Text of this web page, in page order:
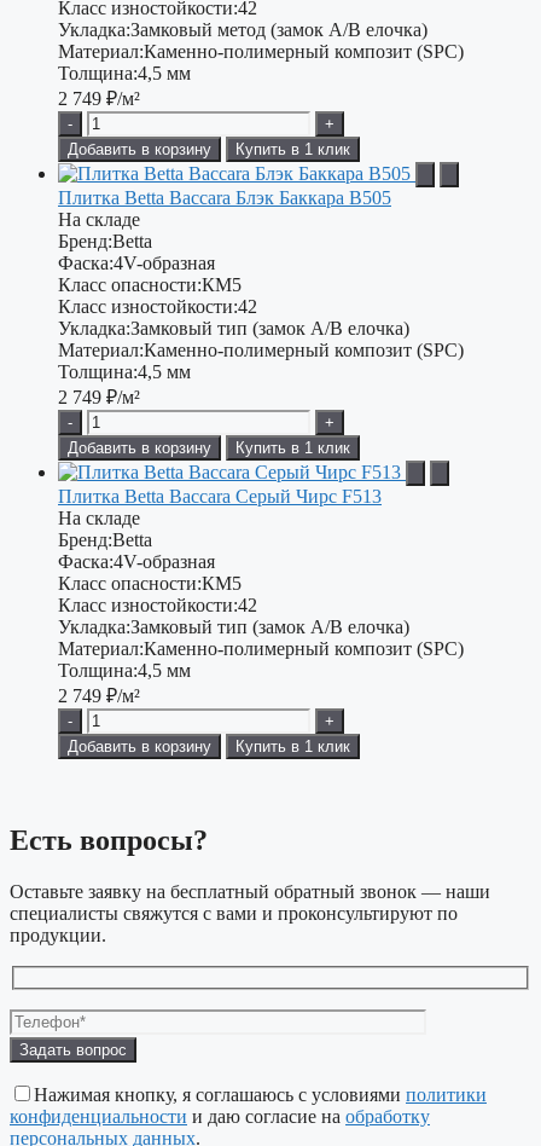
Класс изностойкости:42
Укладка:Замковый метод (замок A/B елочка)
Материал:Каменно-полимерный композит (SPC)
Толщина:4,5 мм
2 749 ₽/м²
-
+
Добавить в корзину
Купить в 1 клик
Плитка Betta Baccara Блэк Баккара B505
На складе
Бренд:Betta
Фаска:4V-образная
Класс опасности:КМ5
Класс изностойкости:42
Укладка:Замковый тип (замок A/B елочка)
Материал:Каменно-полимерный композит (SPC)
Толщина:4,5 мм
2 749 ₽/м²
-
+
Добавить в корзину
Купить в 1 клик
Плитка Betta Baccara Серый Чирс F513
На складе
Бренд:Betta
Фаска:4V-образная
Класс опасности:КМ5
Класс изностойкости:42
Укладка:Замковый тип (замок A/B елочка)
Материал:Каменно-полимерный композит (SPC)
Толщина:4,5 мм
2 749 ₽/м²
-
+
Добавить в корзину
Купить в 1 клик
Есть вопросы?
Оставьте заявку на бесплатный обратный звонок — наши
специалисты свяжутся с вами и проконсультируют по
продукции.
Оставьте
это
поле
пустым.
Нажимая кнопку, я соглашаюсь с условиями политики
конфиденциальности и даю согласие на обработку
персональных данных.